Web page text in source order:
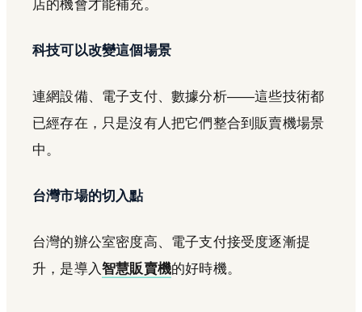
店的機會才能補充。
科技可以改變這個場景
連網設備、電子支付、數據分析——這些技術都
已經存在，只是沒有人把它們整合到販賣機場景
中。
台灣市場的切入點
台灣的辦公室密度高、電子支付接受度逐漸提
升，是導入智慧販賣機的好時機。